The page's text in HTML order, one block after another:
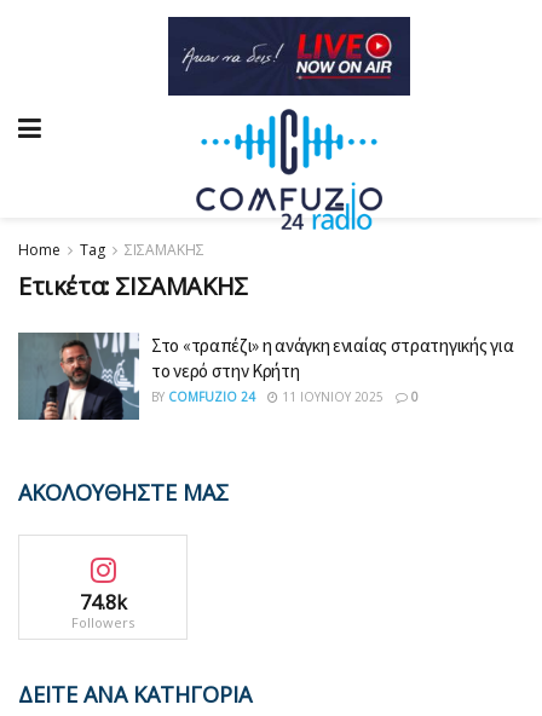
Home Tag ΣΙΣΑΜΑΚΗΣ
Ετικέτα: ΣΙΣΑΜΑΚΗΣ
Στο «τραπέζι» η ανάγκη ενιαίας στρατηγικής για
το νερό στην Κρήτη
BY COMFUZIO 24 11 ΙΟΥΝΊΟΥ 2025 0
ΑΚΟΛΟΥΘΗΣΤΕ ΜΑΣ
74.8k
Followers
ΔΕΙΤΕ ΑΝΑ ΚΑΤΗΓΟΡΙΑ